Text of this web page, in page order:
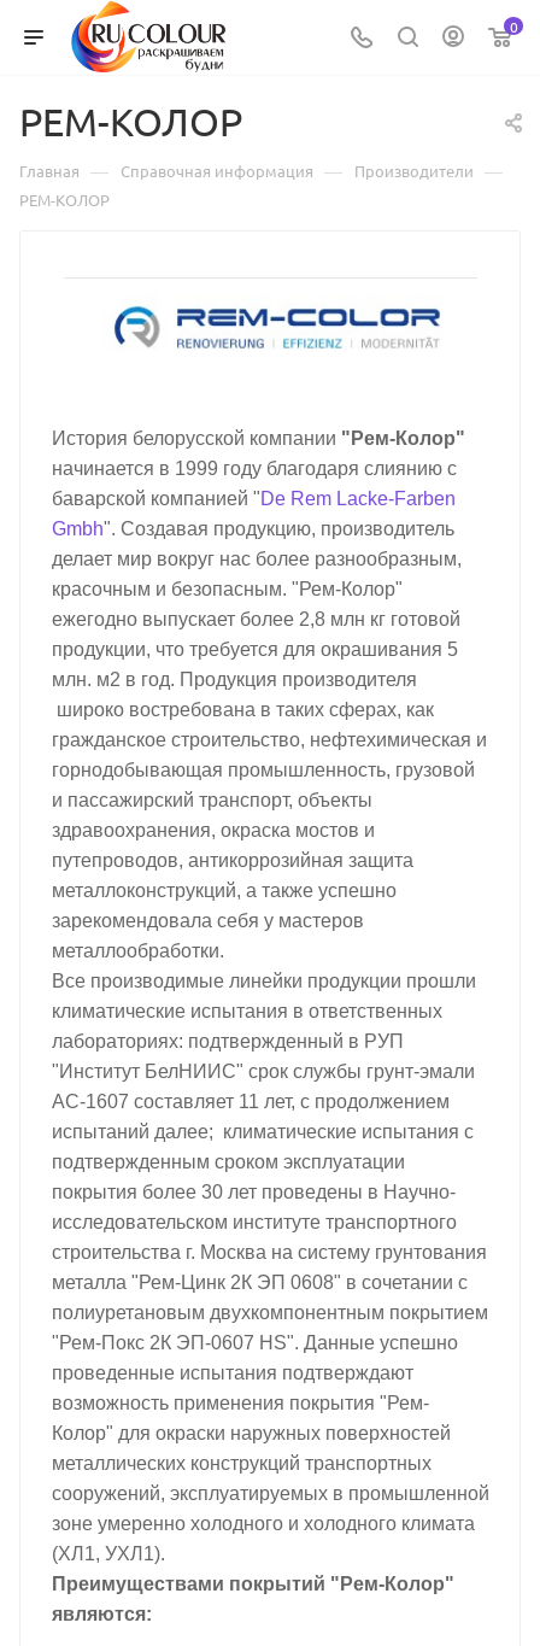
0
РЕМ-КОЛОР
Главная — Справочная информация — Производители —
РЕМ-КОЛОР
История белорусской компании "Рем-Колор"
начинается в 1999 году благодаря слиянию с
баварской компанией "De Rem Lacke-Farben
Gmbh". Создавая продукцию, производитель
делает мир вокруг нас более разнообразным,
красочным и безопасным. "Рем-Колор"
ежегодно выпускает более 2,8 млн кг готовой
продукции, что требуется для окрашивания 5
млн. м2 в год. Продукция производителя
широко востребована в таких сферах, как
гражданское строительство, нефтехимическая и
горнодобывающая промышленность, грузовой
и пассажирский транспорт, объекты
здравоохранения, окраска мостов и
путепроводов, антикоррозийная защита
металлоконструкций, а также успешно
зарекомендовала себя у мастеров
металлообработки.
Все производимые линейки продукции прошли
климатические испытания в ответственных
лабораториях: подтвержденный в РУП
"Институт БелНИИС" срок службы грунт-эмали
АС-1607 составляет 11 лет, с продолжением
испытаний далее; климатические испытания с
подтвержденным сроком эксплуатации
покрытия более 30 лет проведены в Научно-
исследовательском институте транспортного
строительства г. Москва на систему грунтования
металла "Рем-Цинк 2К ЭП 0608" в сочетании с
полиуретановым двухкомпонентным покрытием
"Рем-Покс 2К ЭП-0607 HS". Данные успешно
проведенные испытания подтверждают
возможность применения покрытия "Рем-
Колор" для окраски наружных поверхностей
металлических конструкций транспортных
сооружений, эксплуатируемых в промышленной
зоне умеренно холодного и холодного климата
(ХЛ1, УХЛ1).
Преимуществами покрытий "Рем-Колор"
являются: